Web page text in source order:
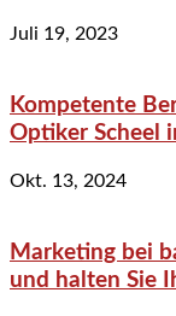
Juli 19, 2023
Kompetente
Optiker Scheel
Okt. 13, 2024
Marketing bei
und halten Sie